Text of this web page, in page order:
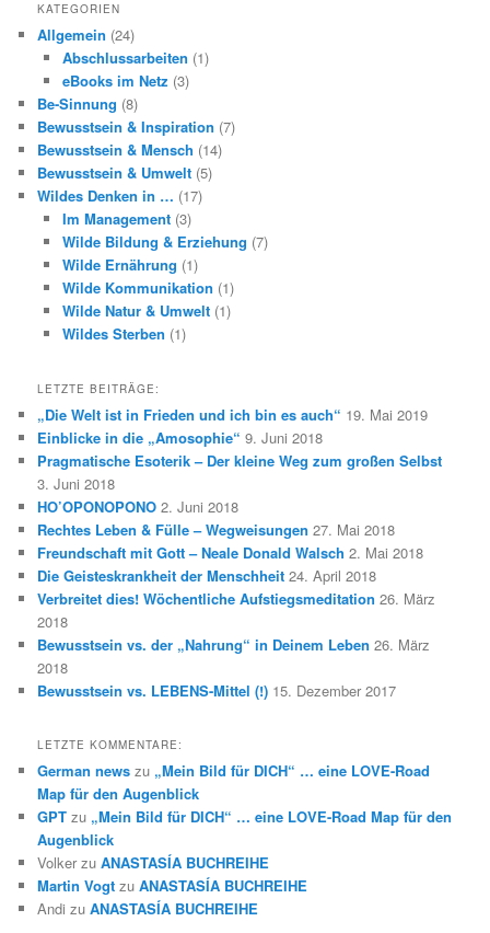
Facebook
anzeigen
Twitter
anzeigen
KATEGORIEN
Allgemein (24)
Abschlussarbeiten (1)
eBooks im Netz (3)
Be-Sinnung (8)
Bewusstsein & Inspiration (7)
Bewusstsein & Mensch (14)
Bewusstsein & Umwelt (5)
Wildes Denken in … (17)
Im Management(3)
Wilde Bildung & Erziehung (7)
Wilde Ernährung (1)
Wilde Kommunikation (1)
Wilde Natur & Umwelt(1)
Wildes Sterben (1)
LETZTE BEITRÄGE:
„Die Welt ist in Frieden und ich bin es auch“ 19. Mai 2019
Einblicke in die „Amosophie“ 9. Juni 2018
Pragmatische Esoterik – Der kleine Weg zum großen Selbst
3. Juni 2018
HO’OPONOPONO 2. Juni 2018
Rechtes Leben & Fülle – Wegweisungen 27. Mai 2018
Freundschaft mit Gott – Neale Donald Walsch 2. Mai 2018
Die Geisteskrankheit der Menschheit 24. April 2018
Verbreitet dies! Wöchentliche Aufstiegsmeditation 26. März
2018
Bewusstsein vs. der „Nahrung“ in Deinem Leben 26. März
2018
Bewusstsein vs. LEBENS-Mittel (!) 15. Dezember 2017
LETZTE KOMMENTARE:
German news zu „Mein Bild für DICH“ … eine LOVE-Road
Map für den Augenblick
GPT zu „Mein Bild für DICH“ … eine LOVE-Road Map für den
Augenblick
Volker zuANASTASÍA BUCHREIHE
Martin Vogt zuANASTASÍA BUCHREIHE
Andi zuANASTASÍA BUCHREIHE